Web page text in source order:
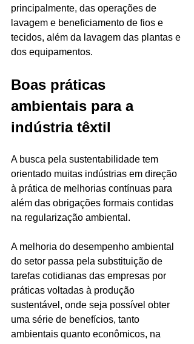
principalmente, das operações de
lavagem e beneficiamento de fios e
tecidos, além da lavagem das plantas e
dos equipamentos.
Boas práticas
ambientais para a
indústria têxtil
A busca pela sustentabilidade tem
orientado muitas indústrias em direção
à prática de melhorias contínuas para
além das obrigações formais contidas
na regularização ambiental.
A melhoria do desempenho ambiental
do setor passa pela substituição de
tarefas cotidianas das empresas por
práticas voltadas à produção
sustentável, onde seja possível obter
uma série de benefícios, tanto
ambientais quanto econômicos, na